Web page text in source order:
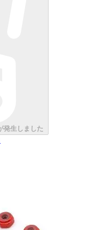
発生しました